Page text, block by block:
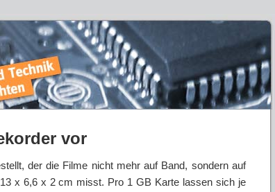
vor
der die Filme nicht mehr auf Band, sondern auf
x 6,6 x 2 cm misst. Pro 1 GB Karte lassen sich je